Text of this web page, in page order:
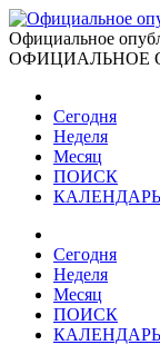
Официальное
ОФИЦИАЛЬНОЕ
Сегодня
Неделя
Месяц
ПОИСК
Сегодня
Неделя
Месяц
ПОИСК